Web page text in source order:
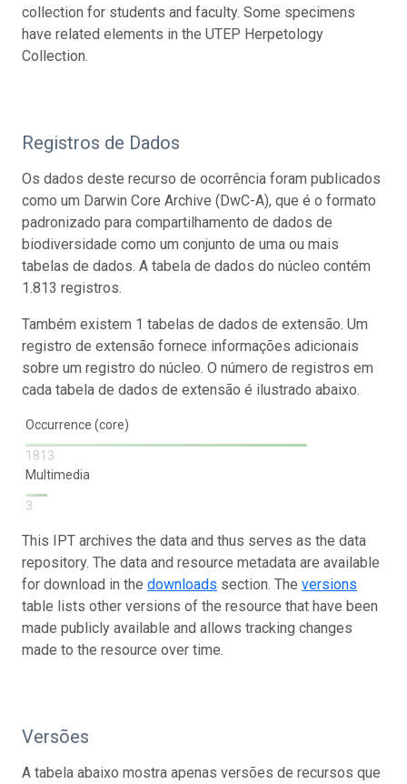
collection for students and faculty. Some specimens
have related elements in the UTEP Herpetology
Collection.
Registros de Dados
Os dados deste recurso de ocorrência foram publicados
como um Darwin Core Archive (DwC-A), que é o formato
padronizado para compartilhamento de dados de
biodiversidade como um conjunto de uma ou mais
tabelas de dados. A tabela de dados do núcleo contém
1.813 registros.
Também existem 1 tabelas de dados de extensão. Um
registro de extensão fornece informações adicionais
sobre um registro do núcleo. O número de registros em
cada tabela de dados de extensão é ilustrado abaixo.
Occurrence (core)
1813
Multimedia
3
This IPT archives the data and thus serves as the data
repository. The data and resource metadata are available
for download in the downloads section. The versions
table lists other versions of the resource that have been
made publicly available and allows tracking changes
made to the resource over time.
Versões
A tabela abaixo mostra apenas versões de recursos que